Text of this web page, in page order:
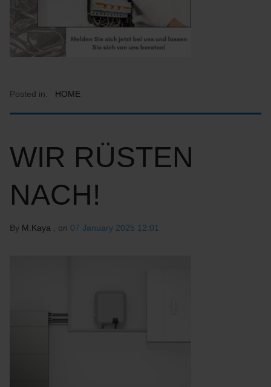
Posted in: HOME
WIR RÜSTEN
NACH!
By M.Kaya , on 07 January 2025 12:01